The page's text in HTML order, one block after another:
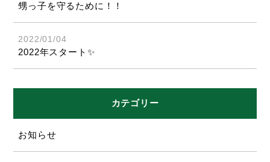
甥っ子を守るために！！
2022/01/04
2022年スタート✨
カテゴリー
お知らせ